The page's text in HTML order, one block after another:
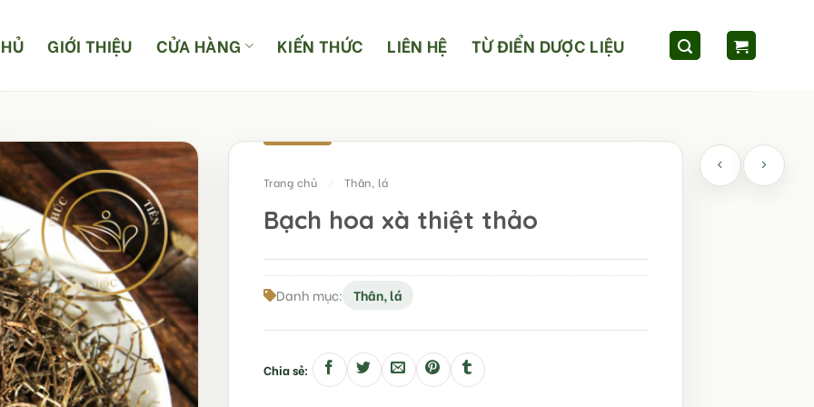
GIỚI THIỆU CỬA HÀNG KIẾN THỨC LIÊN HỆ TỪ ĐIỂN DƯỢC LIỆU
Trang chủ Thân, lá
Bạch hoa xà thiệt thảo
Danh mục: Thân, lá